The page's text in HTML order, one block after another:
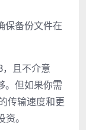
保备份文件在
且不介意
。但如果你需
传输速度和更
。